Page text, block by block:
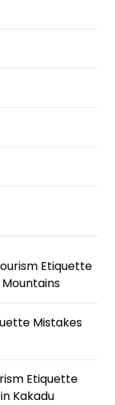
Etiquette
Mistakes
Etiquette
Kakadu